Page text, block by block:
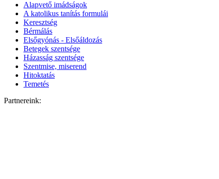
Alapvető imádságok
A katolikus tanítás formulái
Keresztség
Bérmálás
Elsőgyónás - Elsőáldozás
Betegek szentsége
Házasság szentsége
Szentmise, miserend
Hitoktatás
Temetés
Partnereink: